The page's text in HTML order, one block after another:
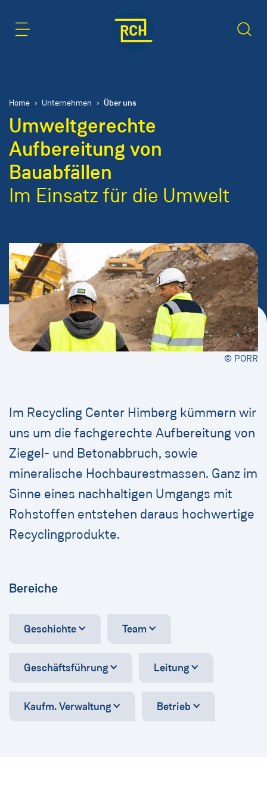
Home Unternehmen Über uns
Umweltgerechte
Aufbereitung von
Bauabfällen
Im Einsatz für die Umwelt
© PORR
Im Recycling Center Himberg kümmern wir
uns um die fachgerechte Aufbereitung von
Ziegel- und Betonabbruch, sowie
mineralische Hochbaurestmassen. Ganz im
Sinne eines nachhaltigen Umgangs mit
Rohstoffen entstehen daraus hochwertige
Recyclingprodukte.
Bereiche
Geschichte Team
Geschäftsführung Leitung
Kaufm. Verwaltung Betrieb